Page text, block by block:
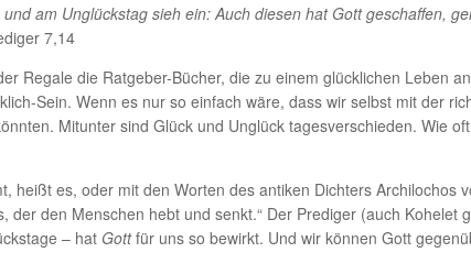
am Unglückstag sieh ein: Auch diesen hat Gott geschaffen,
7,14
Regale die Ratgeber-Bücher, die zu einem glücklichen Leben
Sein. Wenn es nur so einfach wäre, dass wir selbst mit der
Mitunter sind Glück und Unglück tagesverschieden. Wie
heißt es, oder mit den Worten des antiken Dichters Archilochos
der den Menschen hebt und senkt.“ Der Prediger (auch
– hat Gottfür uns so bewirkt. Und wir können Gott